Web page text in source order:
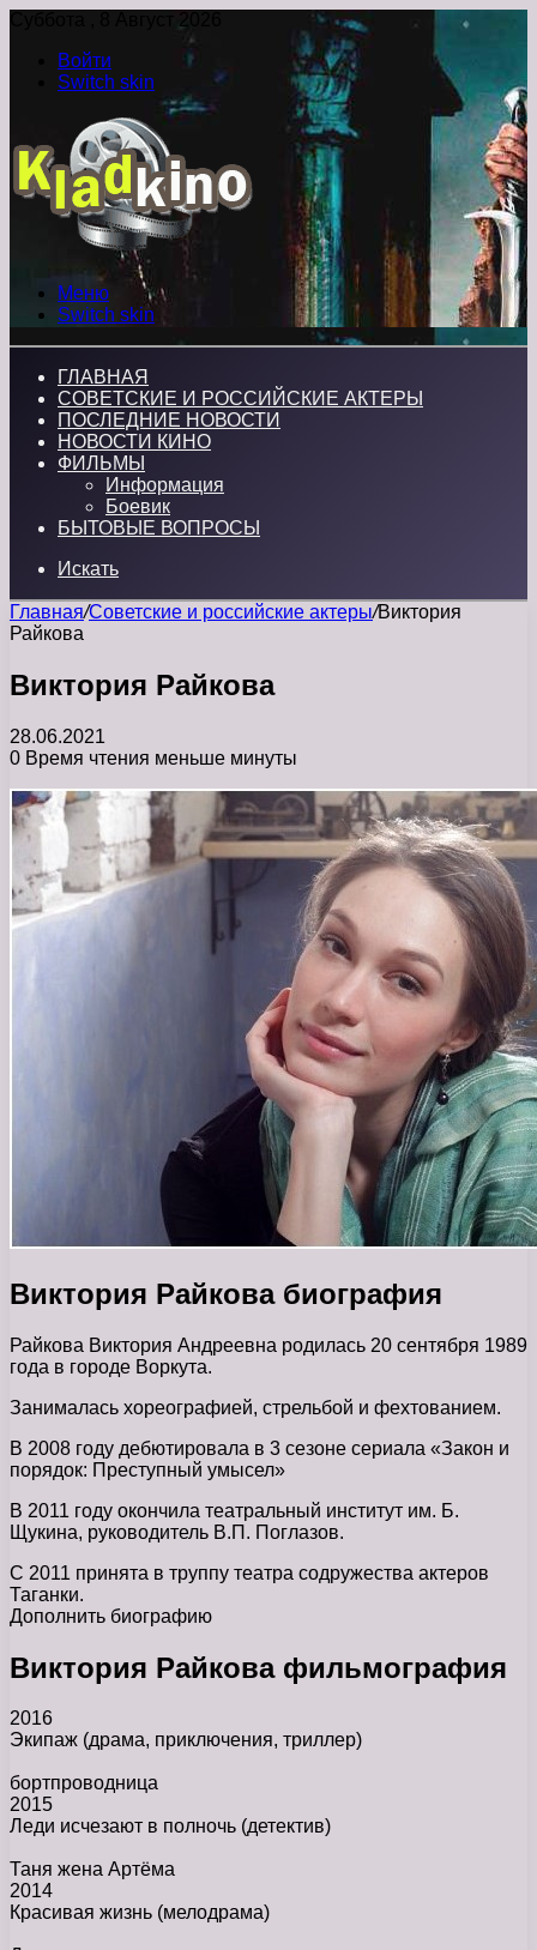
Суббота , 8 Август 2026
Войти
Switch skin
Меню
Switch skin
ГЛАВНАЯ
СОВЕТСКИЕ И РОССИЙСКИЕ АКТЕРЫ
ПОСЛЕДНИЕ НОВОСТИ
НОВОСТИ КИНО
ФИЛЬМЫ
Информация
Боевик
БЫТОВЫЕ ВОПРОСЫ
Искать
Главная/Советские и российские актеры/Виктория
Райкова
Виктория Райкова
28.06.2021
0 Время чтения меньше минуты
Виктория Райкова биография
Райкова Виктория Андреевна родилась 20 сентября 1989
года в городе Воркута.
Занималась хореографией, стрельбой и фехтованием.
В 2008 году дебютировала в 3 сезоне сериала «Закон и
порядок: Преступный умысел»
В 2011 году окончила театральный институт им. Б.
Щукина, руководитель В.П. Поглазов.
С 2011 принята в труппу театра содружества актеров
Таганки.
Дополнить биографию
Виктория Райкова фильмография
2016
Экипаж (драма, приключения, триллер)
бортпроводница
2015
Леди исчезают в полночь (детектив)
Таня жена Артёма
2014
Красивая жизнь (мелодрама)